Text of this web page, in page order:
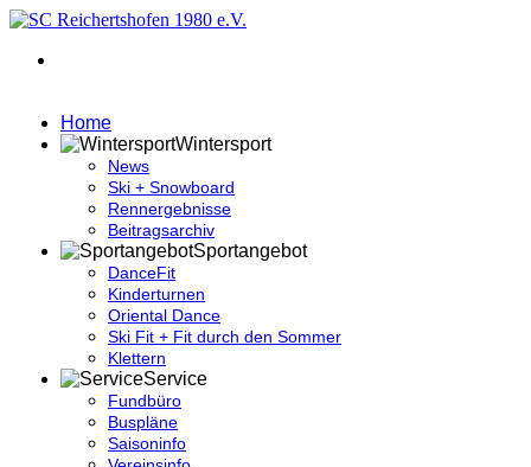
Home
Wintersport
News
Ski + Snowboard
Rennergebnisse
Beitragsarchiv
Sportangebot
DanceFit
Kinderturnen
Oriental Dance
Ski Fit + Fit durch den Sommer
Klettern
Service
Fundbüro
Buspläne
Saisoninfo